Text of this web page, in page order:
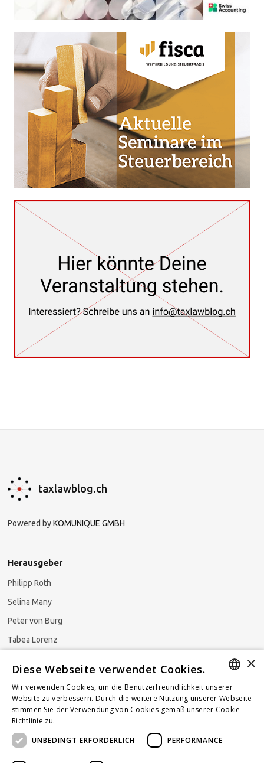
taxlawblog.ch
Powered byKOMUNIQUE GMBH
Herausgeber
Philipp Roth
Selina Many
Peter von Burg
Tabea Lorenz
Newsletter abonnieren
GERMAN
FRENCH
×
Diese Webseite verwendet Cookies.
Wir verwenden Cookies, um die Benutzerfreundlichkeit unserer
Website zu verbessern. Durch die weitere Nutzung unserer Webseite
stimmen Sie der Verwendung von Cookies gemäß unserer Cookie-
Richtlinie zu.
UNBEDINGT ERFORDERLICH
PERFORMANCE